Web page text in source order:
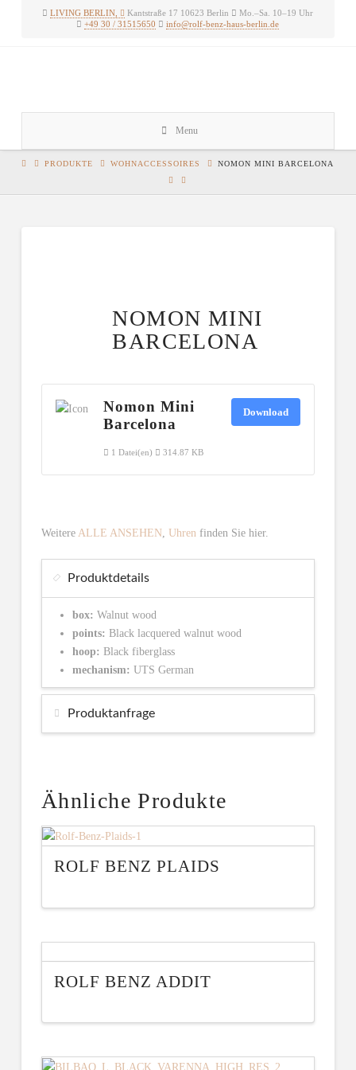
LIVING BERLIN, Kantstraße 17 10623 Berlin
Mo.–Sa. 10–19 Uhr
+49 30 / 31515650
info@rolf-benz-haus-berlin.de
Menu
PRODUKTE WOHNACCESSOIRES NOMON MINI BARCELONA
NOMON MINI
BARCELONA
Nomon Mini
Barcelona
1 Datei(en) 314.87 KB
Download
Weitere ALLE ANSEHEN, Uhren finden Sie hier.
Produktdetails
box: Walnut wood
points: Black lacquered walnut wood
hoop: Black fiberglass
mechanism: UTS German
Produktanfrage
Ähnliche Produkte
ROLF BENZ PLAIDS
ROLF BENZ ADDIT